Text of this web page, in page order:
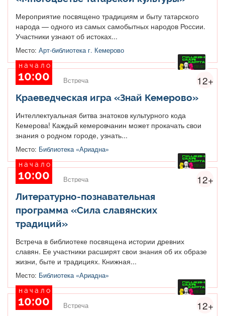
Мероприятие посвящено традициям и быту татарского
народа — одного из самых самобытных народов России.
Участники узнают об истоках...
Место: Арт-библиотека г. Кемерово
12+
начало
10:00 Встреча
Краеведческая игра «Знай Кемерово»
Интеллектуальная битва знатоков культурного кода
Кемерова! Каждый кемеровчанин может прокачать свои
знания о родном городе, узнать...
Место: Библиотека «Ариадна»
12+
начало
10:00 Встреча
Литературно-познавательная
программа «Сила славянских
традиций»
Встреча в библиотеке посвящена истории древних
славян. Ее участники расширят свои знания об их образе
жизни, быте и традициях. Книжная...
Место: Библиотека «Ариадна»
12+
начало
10:00 Встреча